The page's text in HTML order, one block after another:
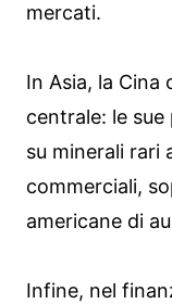
mercati.
In Asia, la Cina
centrale: le
su minerali rari
commerciali,
americane di
Infine, nel